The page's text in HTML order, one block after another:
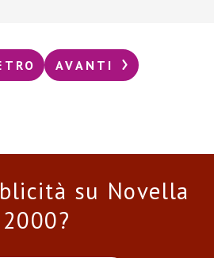
AVANTI
su Novella
2000?